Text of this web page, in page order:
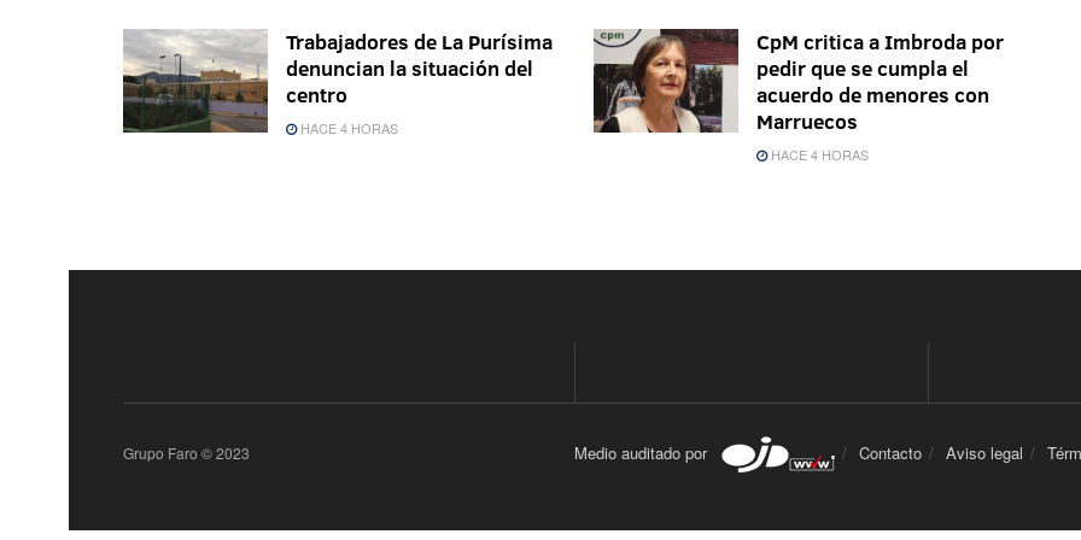
Trabajadores de La Purísima
denuncian la situación del
centro
HACE 4 HORAS
CpM critica a Imbroda por
pedir que se cumpla el
acuerdo de menores con
Marruecos
HACE 4 HORAS
Medio auditado por Contacto Aviso legal
Grupo Faro © 2023